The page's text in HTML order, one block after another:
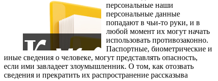
персональные наши
персональные данные
попадают в чьи-то руки, и в
любой момент их могут начать
использовать противозаконно.
Паспортные, биометрические и
иные сведения о человеке, могут представлять опасность,
если ими завладеет злоумышленник. О том, как отозвать
сведения и прекратить их распространение рассказыва